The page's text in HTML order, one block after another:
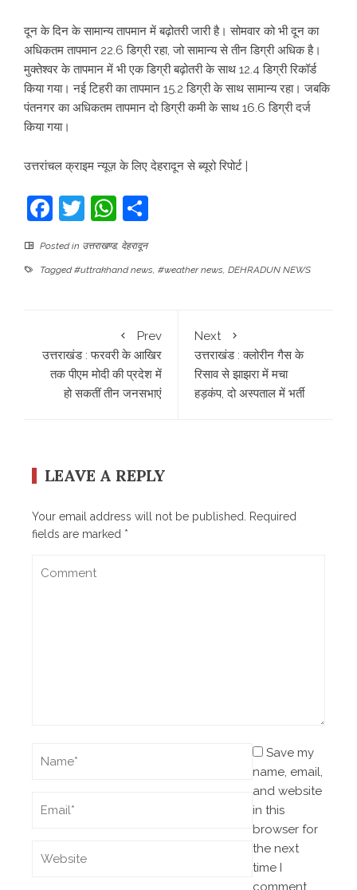
दून के दिन के सामान्य तापमान में बढ़ोतरी जारी है। सोमवार को भी दून का
अधिकतम तापमान 22.6 डिग्री रहा, जो सामान्य से तीन डिग्री अधिक है।
मुक्तेश्वर के तापमान में भी एक डिग्री बढ़ोतरी के साथ 12.4 डिग्री रिकॉर्ड
किया गया। नई टिहरी का तापमान 15.2 डिग्री के साथ सामान्य रहा। जबकि
पंतनगर का अधिकतम तापमान दो डिग्री कमी के साथ 16.6 डिग्री दर्ज
किया गया।
उत्तरांचल क्राइम न्यूज़ के लिए देहरादून से ब्यूरो रिपोर्ट |
Facebook
TwitterWhatsApp
Posted in उत्तराखण्ड, देहरादून
Tagged#uttrakhand news, #weather news, DEHRADUN NEWS
Prev
उत्तराखंड : फरवरी के आखिर
तक पीएम मोदी की प्रदेश में
हो सकतीं तीन जनसभाएं
Next
उत्तराखंड : क्लोरीन गैस के
रिसाव से झाझरा में मचा
हड़कंप, दो अस्पताल में भर्ती
LEAVE A REPLY
Your email address will not be published.
Required
fields are marked *
Save my
name, email,
and website
in this
browser for
the next
time I
comment.